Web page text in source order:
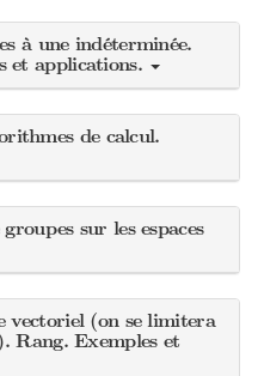
à une indéterminée.
et applications.
de calcul.
sur les espaces
vectoriel (on se limitera
Rang. Exemples et